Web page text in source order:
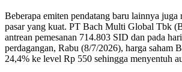
Beberapa emiten pendatang baru lainnya juga
pasar yang kuat. PT Bach Multi Global Tbk
antrean pemesanan 714.803 SID dan pada
perdagangan, Rabu (8/7/2026), harga saham
24,4% ke level Rp 550 sehingga menyentuh